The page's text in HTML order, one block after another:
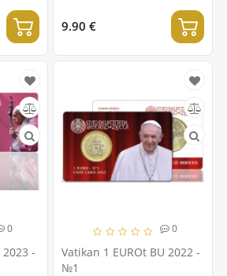
9.90 €
0
2023 -
0
Vatikan 1 EUROt BU 2022 -
№1